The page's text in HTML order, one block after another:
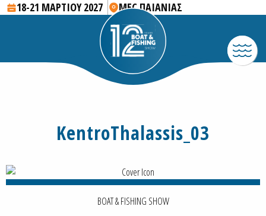
18-21 ΜΑΡΤΙΟΥ 2027 MEC ΠΑΙΑΝΙΑΣ
KentroThalassis_03
BOAT & FISHING SHOW